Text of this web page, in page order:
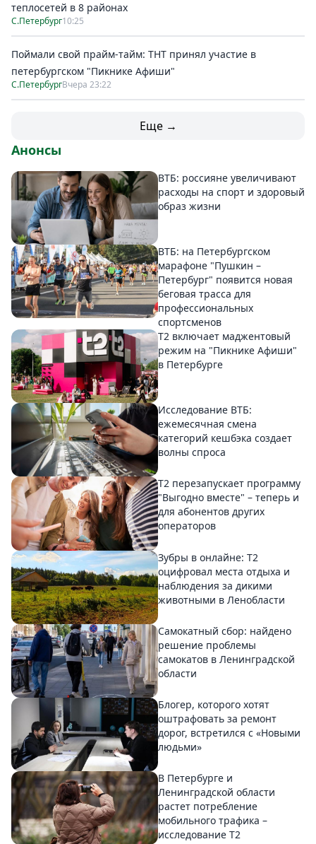
теплосетей в 8 районах
С.Петербург10:25
Поймали свой прайм-тайм: ТНТ принял участие в
петербургском "Пикнике Афиши"
С.ПетербургВчера 23:22
Еще →
Анонсы
ВТБ: россияне увеличивают
расходы на спорт и здоровый
образ жизни
ВТБ: на Петербургском
марафоне "Пушкин –
Петербург" появится новая
беговая трасса для
профессиональных
спортсменов
Т2 включает маджентовый
режим на "Пикнике Афиши"
в Петербурге
Исследование ВТБ:
ежемесячная смена
категорий кешбэка создает
волны спроса
Т2 перезапускает программу
"Выгодно вместе" – теперь и
для абонентов других
операторов
Зубры в онлайне: Т2
оцифровал места отдыха и
наблюдения за дикими
животными в Ленобласти
Самокатный сбор: найдено
решение проблемы
самокатов в Ленинградской
области
Блогер, которого хотят
оштрафовать за ремонт
дорог, встретился с «Новыми
людьми»
В Петербурге и
Ленинградской области
растет потребление
мобильного трафика –
исследование T2